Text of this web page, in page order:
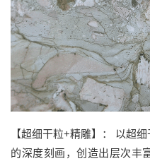
【超细干粒+精雕】： 以超
的深度刻画，创造出层次丰